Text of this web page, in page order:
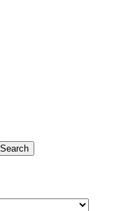
Search